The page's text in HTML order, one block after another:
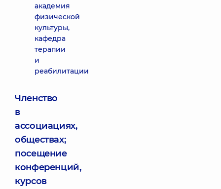
академия
физической
культуры,
кафедра
терапии
и
реабилитации
Членство
в
ассоциациях,
обществах;
посещение
конференций,
курсов